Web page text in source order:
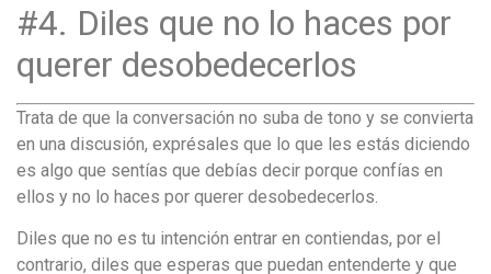
#4. Diles que no lo haces por
querer desobedecerlos
Trata de que la conversación no suba de tono y se convierta
en una discusión, exprésales que lo que les estás diciendo
es algo que sentías que debías decir porque confías en
ellos y no lo haces por querer desobedecerlos.
Diles que no es tu intención entrar en contiendas, por el
contrario, diles que esperas que puedan entenderte y que